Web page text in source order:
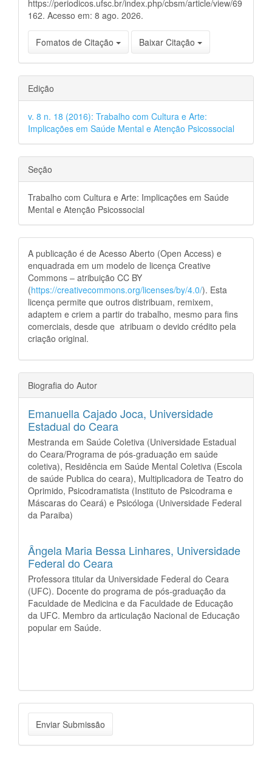
https://periodicos.ufsc.br/index.php/cbsm/article/view/69
162. Acesso em: 8 ago. 2026.
Fomatos de Citação Baixar Citação
Edição
v. 8 n. 18 (2016): Trabalho com Cultura e Arte:
Implicações em Saúde Mental e Atenção Psicossocial
Seção
Trabalho com Cultura e Arte: Implicações em Saúde
Mental e Atenção Psicossocial
A publicação é de Acesso Aberto (Open Access) e
enquadrada em um modelo de licença Creative
Commons – atribuição CC BY
(https://creativecommons.org/licenses/by/4.0/). Esta
licença permite que outros distribuam, remixem,
adaptem e criem a partir do trabalho, mesmo para fins
comerciais, desde que atribuam o devido crédito pela
criação original.
Biografia do Autor
Emanuella Cajado Joca, Universidade
Estadual do Ceara
Mestranda em Saúde Coletiva (Universidade Estadual
do Ceara/Programa de pós-graduação em saúde
coletiva), Residência em Saúde Mental Coletiva (Escola
de saúde Publica do ceara), Multiplicadora de Teatro do
Oprimido, Psicodramatista (Instituto de Psicodrama e
Máscaras do Ceará) e Psicóloga (Universidade Federal
da Paraiba)
Ângela Maria Bessa Linhares, Universidade
Federal do Ceara
Professora titular da Universidade Federal do Ceara
(UFC). Docente do programa de pós-graduação da
Faculdade de Medicina e da Faculdade de Educação
da UFC. Membro da articulação Nacional de Educação
popular em Saúde.
Enviar
Submissão
Enviar Submissão